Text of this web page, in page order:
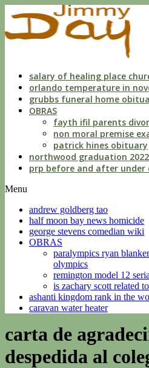
knowing
of
violation
salary of healing place
orlando temperature in
grubbs funeral home
OBRAS
fayth ifil parents
non moral premise
patrick hines obituary
northwood graduation 2022
prp before and after under
Menu
andrew goldberg tao
half moon bay news homicide
george stevens comedian wiki
OBRAS
paralympics ryan
olympics
remington model 12
is zachary scott related
ashanti kingdom rank in the
caravan water heater
carta de
despedida al